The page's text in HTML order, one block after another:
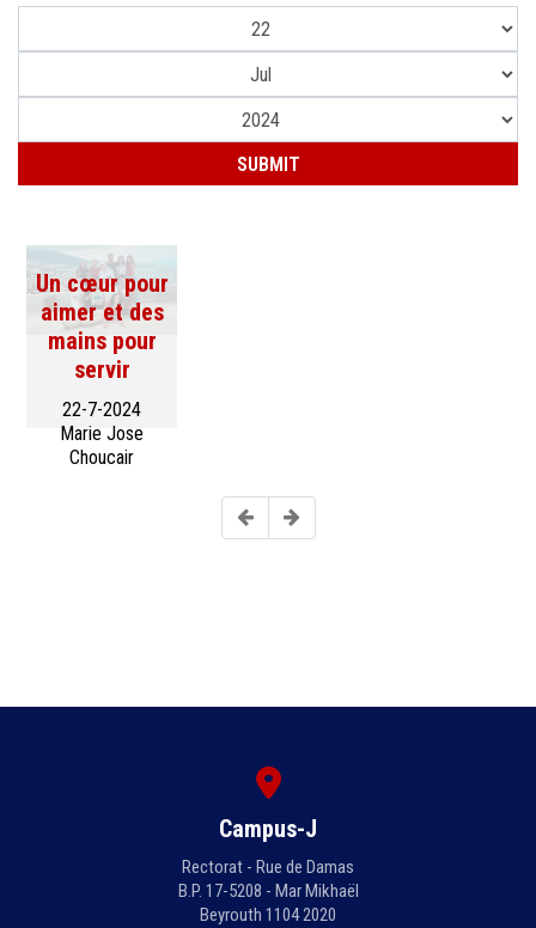
Un cœur pour
aimer et des
mains pour
servir
22-7-2024
Marie Jose
Choucair
Campus-J
Rectorat - Rue de Damas
B.P. 17-5208 - Mar Mikhaël
Beyrouth 1104 2020